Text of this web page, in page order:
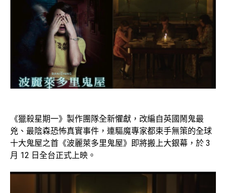
《獵殺星期一》製作團隊全新懼獻，改編自英國鬧鬼最
兇、最陰森恐怖真實事件，連驅魔專家都束手無策的全球
十大鬼屋之首《波麗萊多里鬼屋》即將搬上大銀幕，於 3
月 12 日全台正式上映。